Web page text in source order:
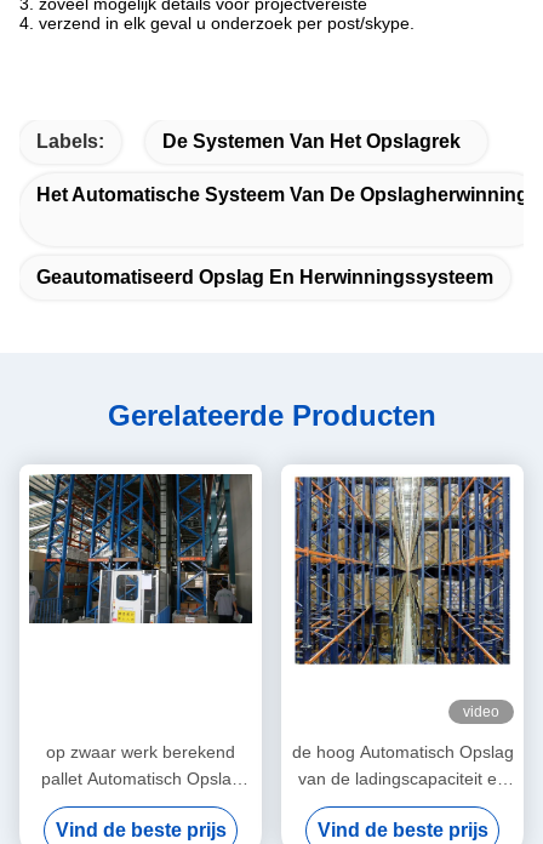
4. verzend in elk geval u onderzoek per post/skype.
Labels: De Systemen Van Het Opslagrek
Het Automatische Systeem Van De Opslagherwinning
Geautomatiseerd Opslag En Herwinningssysteem
Gerelateerde Producten
op zwaar werk berekend
pallet Automatisch Opslag
en Herwinningssysteem met
koudgewalst staal, 30M
Vind de beste prijs
video
de hoog Automatisch Opslag
van de ladingscapaciteit en
Herwinningssysteem voor
industriële opslag, 4000kg
Vind de beste prijs